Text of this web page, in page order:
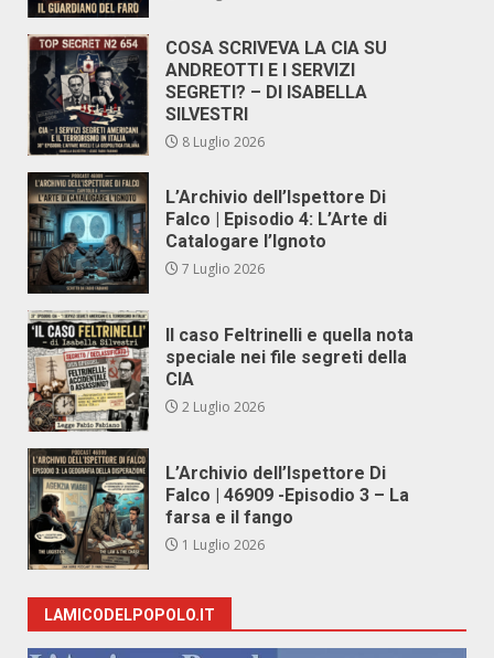
COSA SCRIVEVA LA CIA SU
ANDREOTTI E I SERVIZI
SEGRETI? – DI ISABELLA
SILVESTRI
8 Luglio 2026
L’Archivio dell’Ispettore Di
Falco | Episodio 4: L’Arte di
Catalogare l’Ignoto
7 Luglio 2026
Il caso Feltrinelli e quella nota
speciale nei file segreti della
CIA
2 Luglio 2026
L’Archivio dell’Ispettore Di
Falco | 46909 -Episodio 3 – La
farsa e il fango
1 Luglio 2026
LAMICODELPOPOLO.IT